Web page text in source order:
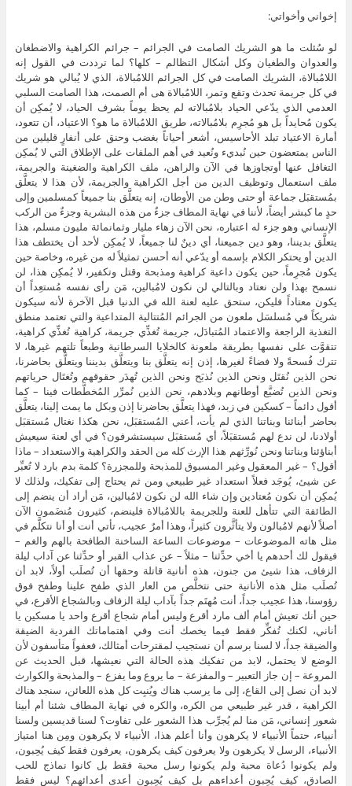
إخواني وأخواتي:
لو سُئلت ما هو الشريك الصامت في الجرائم – جرائم الكراهية والاضطغان
والعدوان والطغيان وكل أشكال التظالم – كلها؟ لما ترددت في القول إنه
اللامُبالاة، الشريك الصامت في كل الجرائم اللامُبالاة، الذي لا يُبالي هو شريك
في كل جريمة تحدث وتقع وتمر، اللامُبالاة هى أم الصمت، هذا الصامت السلبي
العدمي الذي يدّعي الحياد بلامُبالاته لم يحظ يوماً بشرف الحياد، لا يُمكِن أن
يكون مُحايداً بل هو مُجرِم بلامُبالاته، طريق اللامُبالاة ما هو؟ الاعتياد، أن تتعود،
أمارة الاعتياد تبلد الأحاسيس، أشعر أحياناً بغضب وحنق على أنفارٍ قليلين من
الناس يمتعضون حين نُبديء ونُعيد في أهم الملفات على الإطلاق التي لا يُمكِن
التغافل عنها أوتجاوزها في الآن والراهن، ملف الكراهية والضغينة والجريمة،
ملف استعمال وتوظيف الدين من أجل الكراهية والجريمة، لأن هذا لا يتعلَّق
بمُستقبَل جماعة أو حتى وطن من الأوطان، إنه يتعلَّق بنا جميعاً كمسلمين وإلى
حدٍ ما كبشر أيضاً، لأننا في نهاية المطاف جزءٌ من هذه البشرية وجزءٌ من الركب
الإنساني وهو جزء له اعتباره، نحن الآن زهاء مليار وثمانمائة مليون مسلم، هذا
يتعلَّق بديننا، وهو دين جميعنا، أي دينٌ لنا جميعاً، لا يُمكِن لأحد أن يختطف هذا
الدين أو يحتكر الكلام بإسمه أو يدّعي أنه أحسن تمثيلاً له من غيره، وخاصة حين
يكون مُجرِماً، حين يكون داعية كراهية ومذبحة وقتل وتكفير، لا يُمكِن هذا، لن
نسمح بهذا ولن نعتاد وبالتالي لن نكون لامُبالين، مَن رأى نفسه مُستعِداً أن
يكون معتاداً فليكن، ستحق عليه لعنة الله في الدنيا قبل الآخرة لأنه سيكون
شريكاً في مُسلسَل ملعون من الجرائم المُتتالية المتداعية والتي تعتمد منطق
التغذية الراجعة والاعتماد المُتبادَل، جريمة تُغذِّي جريمة، كراهية تُغذِّي كراهية،
تتقوَّت على نفسها بطريقة ملعونة كالخلايا السرطانية وطبعاً تلتهم غيرها، لا
تترك فُسحةً ولا فضاءً لغيرها، إذن إنه يتعلَّق بنا ويتعلَّق بديننا ويتعلَّق بحاضرنا،
نحن الذين نُقتَل ونحن الذين نُذبَح ونحن الذين تُهدَر حقوقهم وتُغتَال حرياتهم
ونحن الذين تُضيَّع أوطانهم وبلادهم، نحن الذين نُمرِّر المُخطَّطات فينا – كما
أقول دائماً – كسكين في زبد، فهذا يتعلَّق بحاضرنا إذن وبكل ما يمت إلينا، يتعلَّق
بحاضر أبنائنا وبناتنا الذي لم يأت، أعني المُستقبَل، نحن هكذا نغتال مُستقبَل
أولادنا، لن ندع لهم مُستقبَلاً، أي مُستقبَل سيستشرفون؟ في أي لعنة سيعيش
أبناؤئنا وبناتنا ونحن نُورِّثهم هذا الإرث كله من الحقد والكراهية والاستعداد – ماذا
أقول؟ – غير المعقول وغير المسبوق للمذبحة وللمجزرة؟ كلمة بدم بارد لا تُعبِّر
عن شيئ، يُوجَد فعلاً استعداد غير طبيعي ومن ثم يحتاج إلى تفكيك، ولذلك لا
يُمكِن أن نكون مُعتادين وإن شاء الله لن نكون لامُبالين، مَن أراد أن ينضم إلى
الطائفة التي تتأهل للعنة وللجريمة باللامُبالاة فلينضم، كثيرون مُنضَمون الآن
أصلاً لأنهم لامُبالون ولا يتأثَّرون كثيراً، وهذا أمرٌ عجيب، تأتي أنت أو أنا نتكلَّم في
مثل هاته الموضوعات – موضوعات الساعة الساخنة الطافحة بالهم والغم –
فيقول لك أحدهم يا أخي حدِّثنا – مثلاً – عن عذاب القبر أو حدِّثنا عن آداب ليلة
الزفاف، هذا شيئ من جنون، هذه أنانية قاتلة وحقها أن تُصلَب أولاً، لابد أن
تُصلَب مثل هذه الأنانية حتى نتخلَّص من العار الذي طفح علينا وطفح فوق
رؤوسنا، هذا عجيب جداً، أنت مُهتَم جداً بآداب ليلة الزفاف وبالشجاع الأقرع، في
حين أنك تعيش أمام ألف مارد أقرع وليس أمام شجاع أقرع واحد يا مسكين يا
أناني، لكنك تُفكِّر فقط فيما يخصك أنت وفي اهتماماتك الفردية الضيقة
والضيقة جداً، لا لسنا برسم أن نستجيب لمقترحات أمثالك، فعفواً متأسفون لأن
الوضع لا يحتمل، لابد من تفكيك هذه الحالة التي نعيشها، قبل الحديث عن
المروعة – إن جاز التعبير – والمفزعة – ما يروع وما يفزع – والمذبحة والكوارث
لابد أن نصل إلى القاع، إلى ما يرسب هناك ويُنبِت كل هذه اللعائن، سنجد هناك
الكراهية ، قدر غير طبيعي من الكره، والكره في نهاية المطاف شئنا أم أبينا
شعور إنساني، مَن منا لم يُجرِّب هذا الشعور على تفاوت؟ لسنا قديسين ولسنا
أنبياء، حتماً الأنبياء لا يكرهون وأنا أعلم هذا، الأنبياء لا يكرهون ومِن هنا امتياز
الأنبياء، الرسل لا يكرهون ولا يعرفون كيف يكرهون، يعرفون فقط كيف يُحِبون،
ولم يكونوا دُعاة محبة ولم يكونوا رسل محبة فقط بل كانوا نماذج للحب
الصادق، كيف يُحِبون أعداءهم بل كيف يُحِبون أعدى أعدائهم؟ ليس فقط